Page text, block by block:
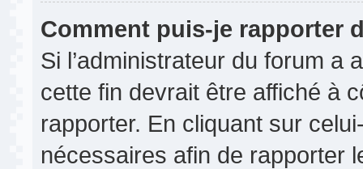
Comment puis-je rapporter
Si l’administrateur du forum a
cette fin devrait être affiché à
rapporter. En cliquant sur
nécessaires afin de rapporter